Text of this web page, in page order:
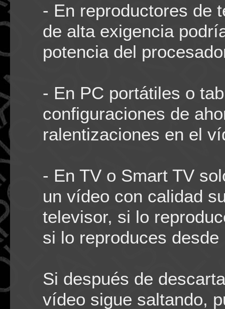
- En reproductores de
de alta exigencia
potencia del
- En PC portátiles o
configuraciones de
ralentizaciones en el
- En TV o Smart TV
un vídeo con calidad
televisor, si lo
si lo reproduces
Si después de
vídeo sigue saltando,